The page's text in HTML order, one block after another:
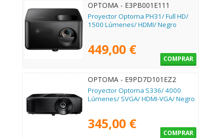
OPTOMA - E3PB001E111
Proyector Optoma PH31/ Full HD/
1500 Lúmenes/ HDMI/ Negro
449,00 €
COMPRAR
OPTOMA - E9PD7D101EZ2
Proyector Optoma S336/ 4000
Lúmenes/ SVGA/ HDMI-VGA/ Negro
345,00 €
COMPRAR